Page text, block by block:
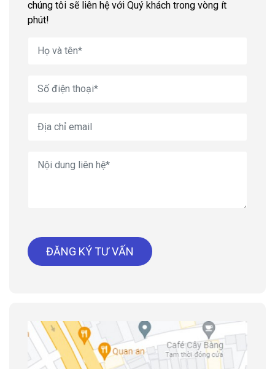
chúng tôi sẽ liên hệ với Quý khách trong vòng ít
phút!
ĐĂNG KÝ TƯ VẤN